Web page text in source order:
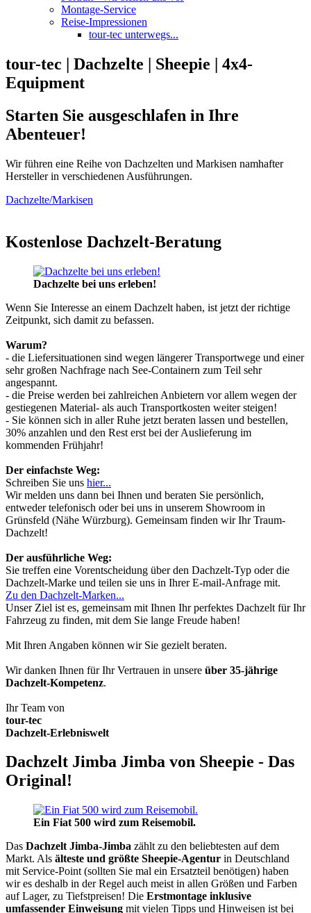
Montage-Service
Reise-Impressionen
tour-tec unterwegs...
tour-tec | Dachzelte | Sheepie | 4x4-
Equipment
Starten Sie ausgeschlafen in Ihre
Abenteuer!
Wir führen eine Reihe von Dachzelten und Markisen namhafter
Hersteller in verschiedenen Ausführungen.
Dachzelte/Markisen
Kostenlose Dachzelt-Beratung
Dachzelte bei uns erleben!
Wenn Sie Interesse an einem Dachzelt haben, ist jetzt der richtige
Zeitpunkt, sich damit zu befassen.
Warum?
- die Liefersituationen sind wegen längerer Transportwege und einer
sehr großen Nachfrage nach See-Containern zum Teil sehr
angespannt.
- die Preise werden bei zahlreichen Anbietern vor allem wegen der
gestiegenen Material- als auch Transportkosten weiter steigen!
- Sie können sich in aller Ruhe jetzt beraten lassen und bestellen,
30% anzahlen und den Rest erst bei der Auslieferung im
kommenden Frühjahr!
Der einfachste Weg:
Schreiben Sie uns hier...
Wir melden uns dann bei Ihnen und beraten Sie persönlich,
entweder telefonisch oder bei uns in unserem Showroom in
Grünsfeld (Nähe Würzburg). Gemeinsam finden wir Ihr Traum-
Dachzelt!
Der ausführliche Weg:
Sie treffen eine Vorentscheidung über den Dachzelt-Typ oder die
Dachzelt-Marke und teilen sie uns in Ihrer E-mail-Anfrage mit.
Zu den Dachzelt-Marken...
Unser Ziel ist es, gemeinsam mit Ihnen Ihr perfektes Dachzelt für Ihr
Fahrzeug zu finden, mit dem Sie lange Freude haben!
Mit Ihren Angaben können wir Sie gezielt beraten.
Wir danken Ihnen für Ihr Vertrauen in unsere über 35-jährige
Dachzelt-Kompetenz.
Ihr Team von
tour-tec
Dachzelt-Erlebniswelt
Dachzelt Jimba Jimba von Sheepie - Das
Original!
Ein Fiat 500 wird zum Reisemobil.
Das Dachzelt Jimba-Jimba zählt zu den beliebtesten auf dem
Markt. Als älteste und größte Sheepie-Agentur in Deutschland
mit Service-Point (sollten Sie mal ein Ersatzteil benötigen) haben
wir es deshalb in der Regel auch meist in allen Größen und Farben
auf Lager, zu Tiefstpreisen! Die Erstmontage inklusive
umfassender Einweisung mit vielen Tipps und Hinweisen ist bei